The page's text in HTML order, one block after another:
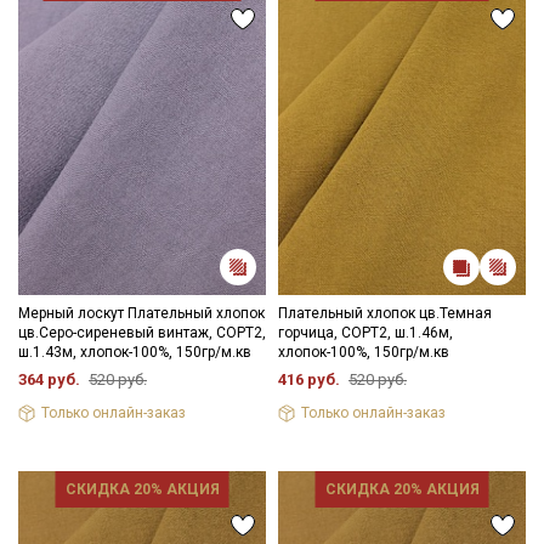
Цветопередача может отличаться от оригинального цвета
ткани в зависимости от настроек вашего монитора.
Мерный лоскут Плательный хлопок
цв.Серо-сиреневый винтаж, СОРТ2,
ш.1.43м, хлопок-100%, 150гр/м.кв
364 руб. 520 руб.
Только онлайн-заказ
Плательный хлопок цв.Темная
горчица, СОРТ2, ш.1.46м,
хлопок-100%, 150гр/м.кв
416 руб. 520 руб.
Только онлайн-заказ
СКИДКА 20% АКЦИЯ СКИДКА 20% АКЦИЯ